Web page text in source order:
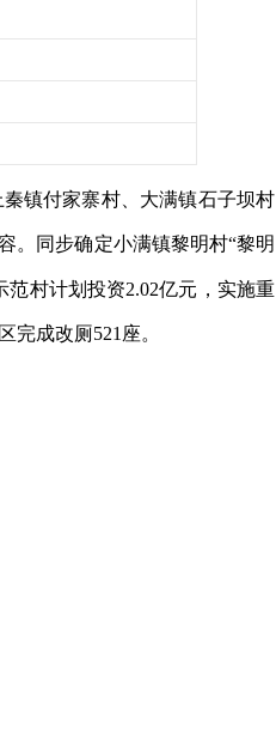
镇付家寨村、大满镇石子坝村
。同步确定小满镇黎明村“黎明
范村计划投资2.02亿元，实施重
完成改厕521 座。